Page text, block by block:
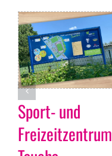
Sport- und
Freizeitzentrum